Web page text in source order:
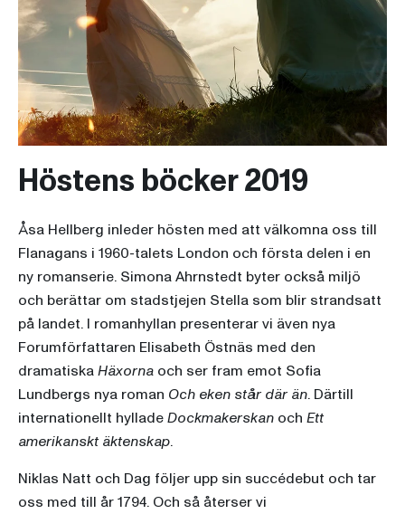
Höstens böcker 2019
Åsa Hellberg inleder hösten med att välkomna oss till
Flanagans i 1960-talets London och första delen i en
ny romanserie. Simona Ahrnstedt byter också miljö
och berättar om stadstjejen Stella som blir strandsatt
på landet. I romanhyllan presenterar vi även nya
Forumförfattaren Elisabeth Östnäs med den
dramatiskaHäxorna och ser fram emot Sofia
Lundbergs nya roman Och eken står där än. Därtill
internationellt hylladeDockmakerskan och Ett
amerikanskt äktenskap.
Niklas Natt och Dag följer upp sin succédebut och tar
oss med till år 1794. Och så återser vi